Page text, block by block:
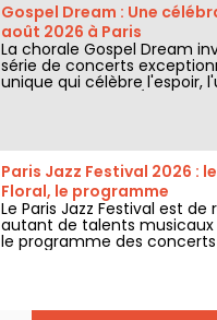
Gospel Dream : Une
août 2026 à Paris
La chorale Gospel Dream
série de concerts
unique qui célèbre l'espoir,
Paris Jazz Festival 2026 :
Floral, le programme
Le Paris Jazz Festival est
autant de talents
le programme des